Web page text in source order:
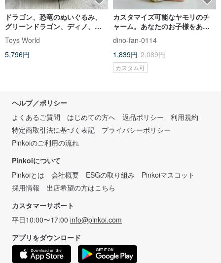
ドラゴン、恐竜のぬいぐるみ、
グリーンドラゴン、ディノ、ド
ラゴンのテーマ、恐竜のテーマ
Toys World
5,796円
カスタマイズ可能なヤモリのチ
ャーム。あなたのお子様をあな
ただけのオリジナルチャーム
に。ハルママ
dino-fan-0114
1,839円 2,089円
カスタム可
ヘルプ／ポリシー
よくあるご質問
はじめての方へ 返品ポリシー
利用規約
特定商取引法に基づく表記
プライバシーポリシー
Pinkoiのご利用の流れ
Pinkoiについて
Pinkoiとは
会社概要 ESGの取り組み
Pinkoiマスコット
採用情報
出店希望の方はこちら
カスタマーサポート
平日10:00〜17:00 info@pinkoi.com
アプリをダウンロード